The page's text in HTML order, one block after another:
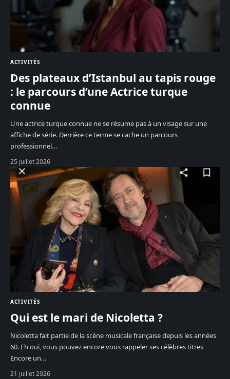
ACTIVITÉS
Des plateaux d’Istanbul au tapis rouge
: le parcours d’une Actrice turque
connue
Une actrice turque connue ne se résume pas à un visage sur une
affiche de série. Derrière ce terme se cache un parcours
professionnel…
25 juillet 2026
ACTIVITÉS
Qui est le mari de Nicoletta ?
Nicoletta fait partie de la scène musicale française depuis les années
60. Eh oui, vous pouvez encore vous rappeler ses célèbres titres
Encore un…
21 juillet 2026